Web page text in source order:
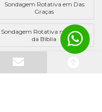
Sondagem Rotativa em Das
Graças
Sondagem Rotativa na Cidade
da Bíblia